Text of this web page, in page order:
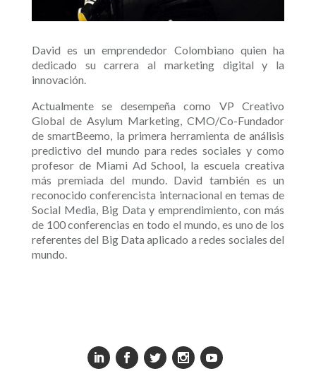
David es un emprendedor Colombiano quien ha
dedicado su carrera al marketing digital y la
innovación.
Actualmente se desempeña como VP Creativo
Global de Asylum Marketing, CMO/Co-Fundador
de smartBeemo, la primera herramienta de análisis
predictivo del mundo para redes sociales y como
profesor de Miami Ad School, la escuela creativa
más premiada del mundo. David también es un
reconocido conferencista internacional en temas de
Social Media, Big Data y emprendimiento, con más
de 100 conferencias en todo el mundo, es uno de los
referentes del Big Data aplicado a redes sociales del
mundo.